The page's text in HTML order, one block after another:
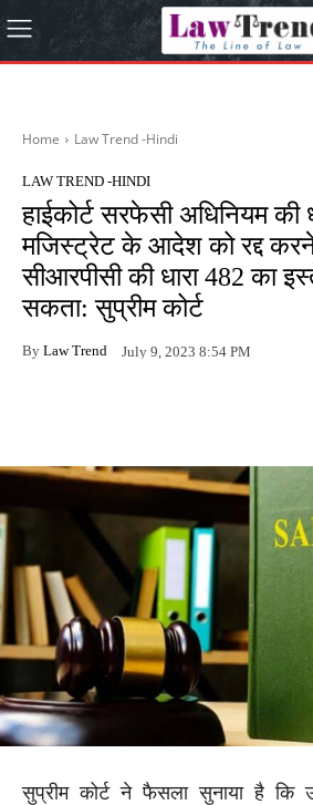
Home Law Trend -Hindi
LAW TREND -HINDI
हाईकोर्ट सरफेसी अधिनियम की
मजिस्ट्रेट के आदेश को रद्द
सीआरपीसी की धारा 482 का
सकता: सुप्रीम कोर्ट
By Law Trend July 9, 2023 8:54 PM
सुप्रीम कोर्ट ने फैसला सुनाया है कि